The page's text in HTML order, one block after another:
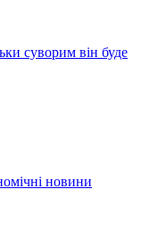
суворим він буде
новини